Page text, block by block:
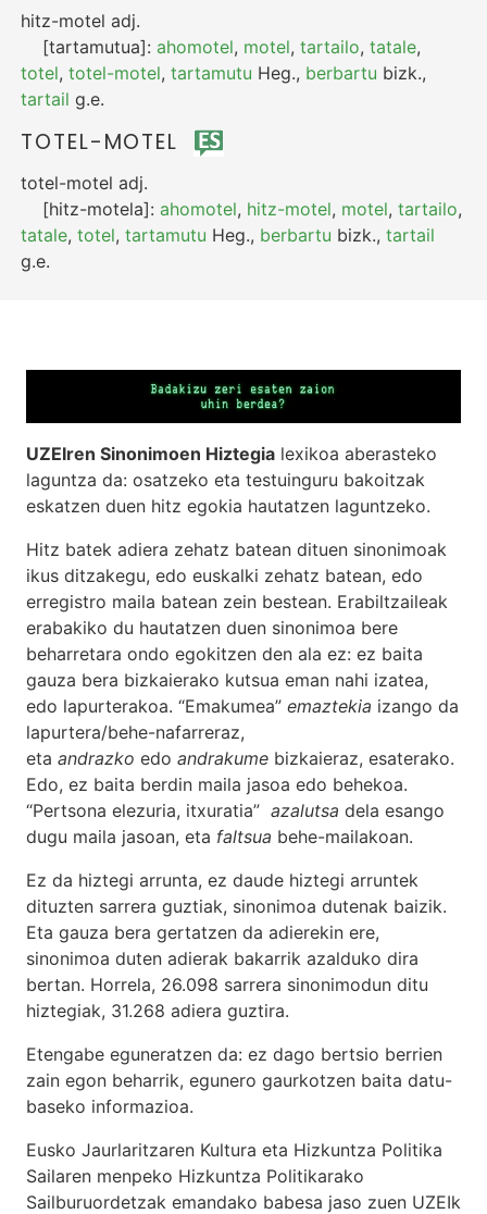
hitz-motel adj.
[tartamutua]:ahomotel, motel,tartailo,tatale,
totel,totel-motel,tartamutu Heg., berbartu bizk.,
tartail g.e.
TOTEL-MOTEL
totel-motel adj.
[hitz-motela]:ahomotel, hitz-motel, motel,tartailo,
tatale,totel,tartamutu Heg., berbartu bizk.,tartail
g.e.
UZEIren Sinonimoen Hiztegia lexikoa aberasteko
laguntza da: osatzeko eta testuinguru bakoitzak
eskatzen duen hitz egokia hautatzen laguntzeko.
Hitz batek adiera zehatz batean dituen sinonimoak
ikus ditzakegu, edo euskalki zehatz batean, edo
erregistro maila batean zein bestean. Erabiltzaileak
erabakiko du hautatzen duen sinonimoa bere
beharretara ondo egokitzen den ala ez: ez baita
gauza bera bizkaierako kutsua eman nahi izatea,
edo lapurterakoa. “Emakumea” emaztekia izango da
lapurtera/behe-nafarreraz,
eta andrazko edo andrakume bizkaieraz, esaterako.
Edo, ez baita berdin maila jasoa edo behekoa.
“Pertsona elezuria, itxuratia” azalutsa dela esango
dugu maila jasoan, eta faltsua behe-mailakoan.
Ez da hiztegi arrunta, ez daude hiztegi arruntek
dituzten sarrera guztiak, sinonimoa dutenak baizik.
Eta gauza bera gertatzen da adierekin ere,
sinonimoa duten adierak bakarrik azalduko dira
bertan. Horrela, 26.098 sarrera sinonimodun ditu
hiztegiak, 31.268 adiera guztira.
Etengabe eguneratzen da: ez dago bertsio berrien
zain egon beharrik, egunero gaurkotzen baita datu-
baseko informazioa.
Eusko Jaurlaritzaren Kultura eta Hizkuntza Politika
Sailaren menpeko Hizkuntza Politikarako
Sailburuordetzak emandako babesa jaso zuen UZEIk